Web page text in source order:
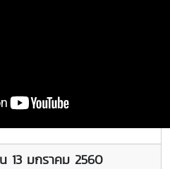
13 มกราคม 2560